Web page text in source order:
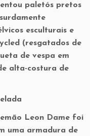
paletós pretos
esculturais e
(resgatados de
de vespa em
alta-costura de
Leon Dame foi
uma armadura de